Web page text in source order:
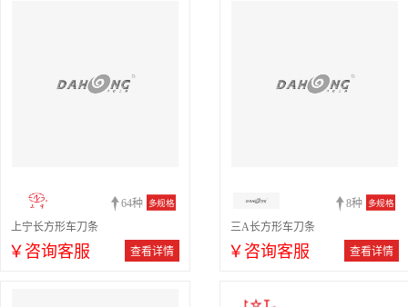
64种 多规格
上宁长方形车刀条
￥咨询客服 查看详情
8种 多规格
三A长方形车刀条
￥咨询客服 查看详情